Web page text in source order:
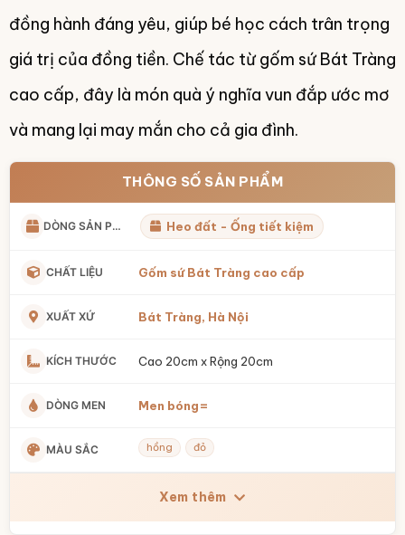
đồng hành đáng yêu, giúp bé học cách trân trọng
giá trị của đồng tiền. Chế tác từ gốm sứ Bát Tràng
cao cấp, đây là món quà ý nghĩa vun đắp ước mơ
và mang lại may mắn cho cả gia đình.
THÔNG SỐ SẢN PHẨM
DÒNG SẢN PHẨM Heo đất - Ống tiết kiệm
CHẤT LIỆU Gốm sứ Bát Tràng cao cấp
XUẤT XỨ Bát Tràng, Hà Nội
KÍCH THƯỚC Cao 20cm x Rộng 20cm
DÒNG MEN Men bóng=
MÀU SẮC hồng đỏ
Xem thêm